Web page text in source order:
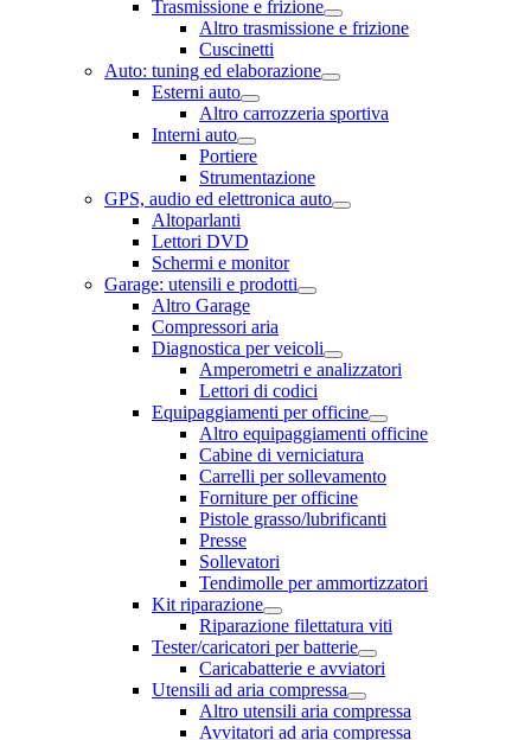
Trasmissione e frizione
Altro trasmissione e frizione
Cuscinetti
Auto: tuning ed elaborazione
Esterni auto
Altro carrozzeria sportiva
Interni auto
Portiere
Strumentazione
GPS, audio ed elettronica auto
Altoparlanti
Lettori DVD
Schermi e monitor
Garage: utensili e prodotti
Altro Garage
Compressori aria
Diagnostica per veicoli
Amperometri e analizzatori
Lettori di codici
Equipaggiamenti per officine
Altro equipaggiamenti officine
Cabine di verniciatura
Carrelli per sollevamento
Forniture per officine
Pistole grasso/lubrificanti
Presse
Sollevatori
Tendimolle per ammortizzatori
Kit riparazione
Riparazione filettatura viti
Tester/caricatori per batterie
Caricabatterie e avviatori
Utensili ad aria compressa
Altro utensili aria compressa
Avvitatori ad aria compressa